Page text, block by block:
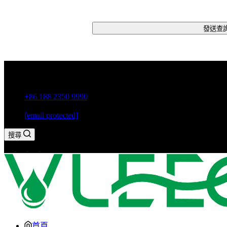
發送查
+86 188 2350 9990
[email protected]
搜尋